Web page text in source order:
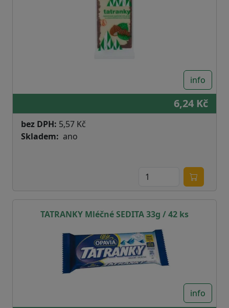
info
6,24 Kč
bez DPH: 5,57 Kč
Skladem
ano
TATRANKY Mléčné SEDITA 33g / 42 ks
info